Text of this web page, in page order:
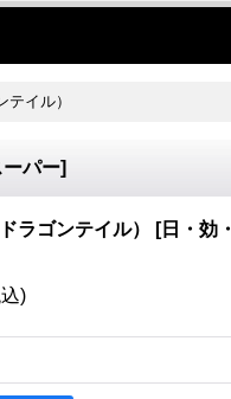
イル）
パー]
ラゴンテイル） [日・効
)